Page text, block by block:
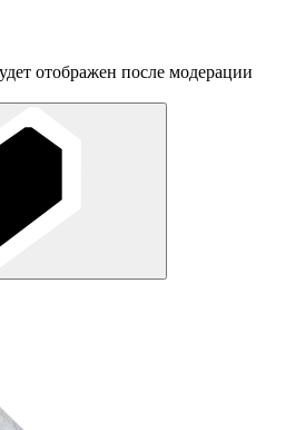
отображен после модерации